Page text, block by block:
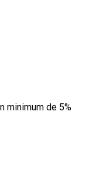
minimum de 5%